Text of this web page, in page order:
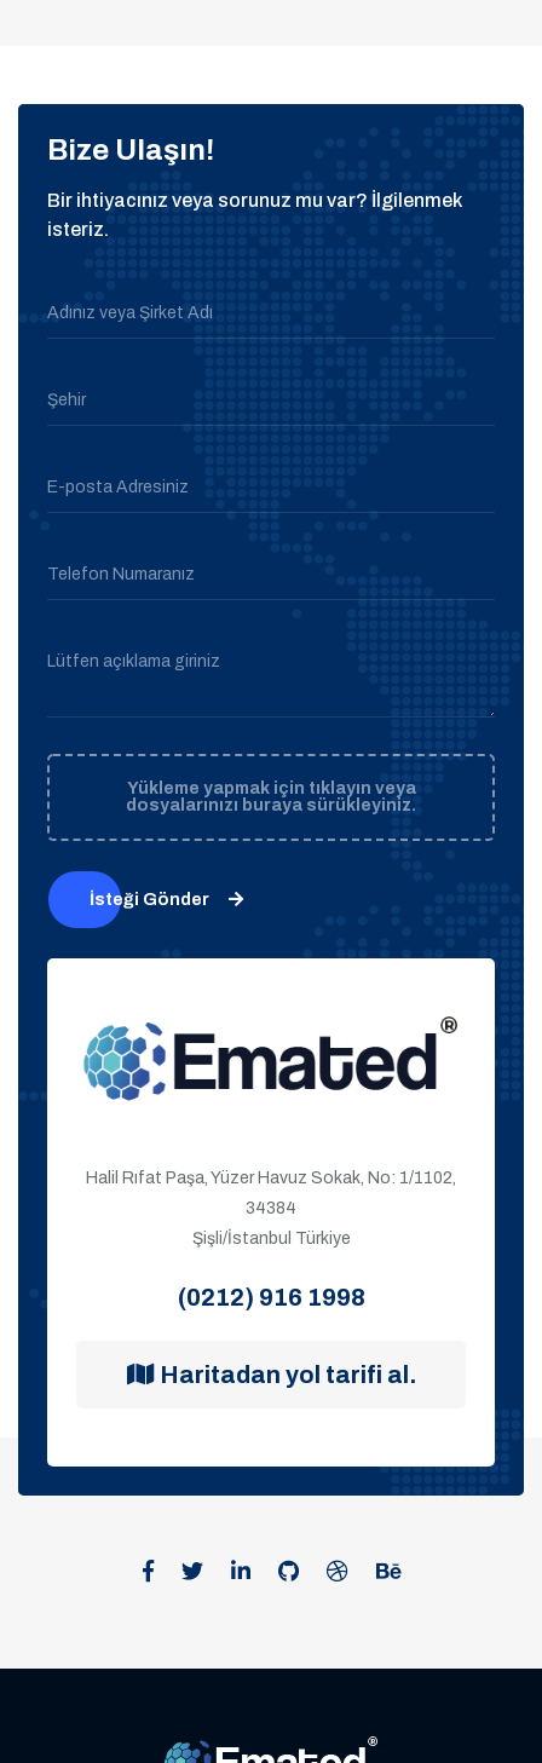
Bize Ulaşın!
Bir ihtiyacınız veya sorunuz mu var? İlgilenmek
isteriz.
Adınız veya Şirket Adı
Şehir
E-posta Adresiniz
Telefon Numaranız
Lütfen açıklama giriniz
Yükleme yapmak için tıklayın veya
dosyalarınızı buraya sürükleyiniz.
İsteği Gönder
Halil Rıfat Paşa, Yüzer Havuz Sokak, No: 1/1102,
34384
Şişli/İstanbul Türkiye
(0212) 916 1998
Haritadan yol tarifi al.